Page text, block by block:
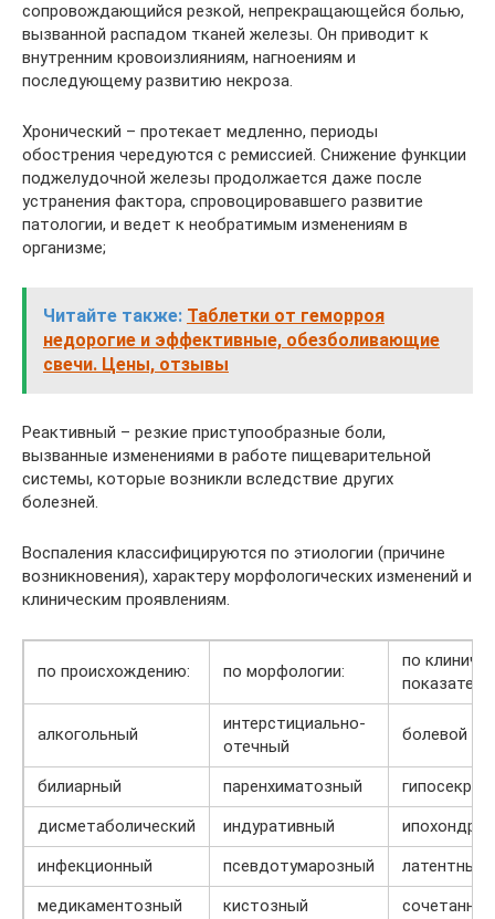
сопровождающийся резкой, непрекращающейся болью,
вызванной распадом тканей железы. Он приводит к
внутренним кровоизлияниям, нагноениям и
последующему развитию некроза.
Хронический – протекает медленно, периоды
обострения чередуются с ремиссией. Снижение функции
поджелудочной железы продолжается даже после
устранения фактора, спровоцировавшего развитие
патологии, и ведет к необратимым изменениям в
организме;
Читайте также: Таблетки от геморроя
недорогие и эффективные, обезболивающие
свечи. Цены, отзывы
Реактивный – резкие приступообразные боли,
вызванные изменениями в работе пищеварительной
системы, которые возникли вследствие других
болезней.
Воспаления классифицируются по этиологии (причине
возникновения), характеру морфологических изменений и
клиническим проявлениям.
по происхождению: по морфологии:
по
алкогольный
интерстициально-
отечный
болевой
билиарный паренхиматозный
дисметаболический
индуративный
инфекционный
псевдотумарозный
латентный
медикаментозный
кистозный
сочетанный